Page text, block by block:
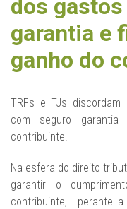
dos
garantia e
ganho do
TRFs e TJs
com seguro
contribuinte.
Na esfera do direito
garantir o
contribuinte, perante a